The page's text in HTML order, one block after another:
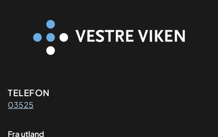
Kontaktinformasjon
TELEFON
03525
Fra utland